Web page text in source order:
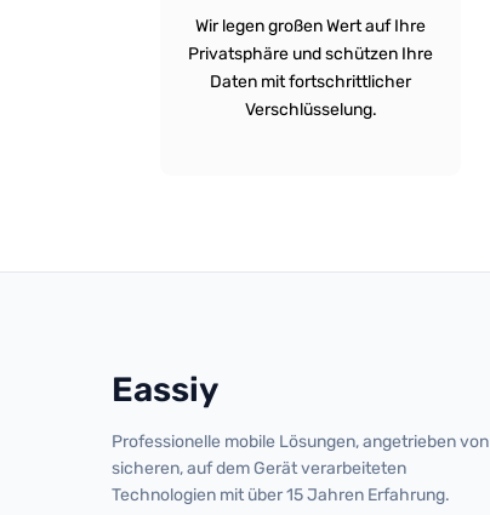
Wir legen großen Wert auf Ihre
Privatsphäre und schützen Ihre
Daten mit fortschrittlicher
Verschlüsselung.
Eassiy
Professionelle mobile Lösungen, angetrieben von
sicheren, auf dem Gerät verarbeiteten
Technologien mit über 15 Jahren Erfahrung.